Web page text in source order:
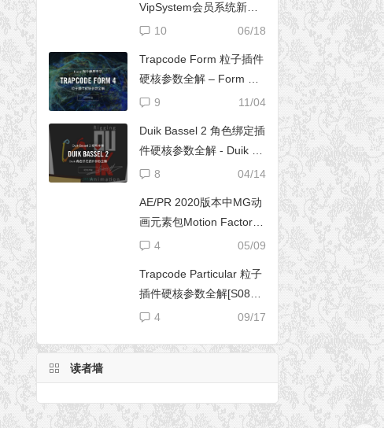
VipSystem会员系统新版
开发
06/18
10
Trapcode Form 粒子插件
硬核参数全解 – Form 完
全使用手册
11/04
9
Duik Bassel 2 角色绑定插
件硬核参数全解 - Duik 16
完全使用手册
04/14
8
AE/PR 2020版本中MG动
画元素包Motion Factory
脚本无法导入文件夹05/09
4
Trapcode Particular 粒子
插件硬核参数全解[S08E0
2] – 阴影设置（Shadowle
09/17
4
读者墙